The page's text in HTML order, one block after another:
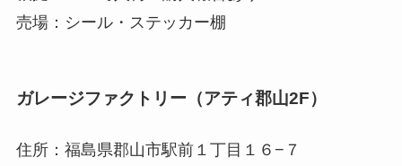
売場：シール・ステッカー棚
ガレージファクトリー（アティ郡山2F）
住所：福島県郡山市駅前１丁目１６−７